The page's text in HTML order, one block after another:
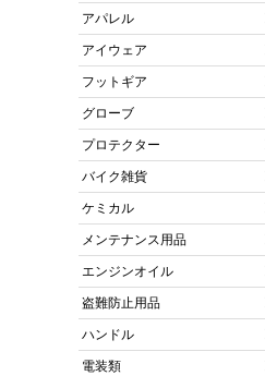
アパレル
アイウェア
フットギア
グローブ
プロテクター
バイク雑貨
ケミカル
メンテナンス用品
エンジンオイル
盗難防止用品
ハンドル
電装類